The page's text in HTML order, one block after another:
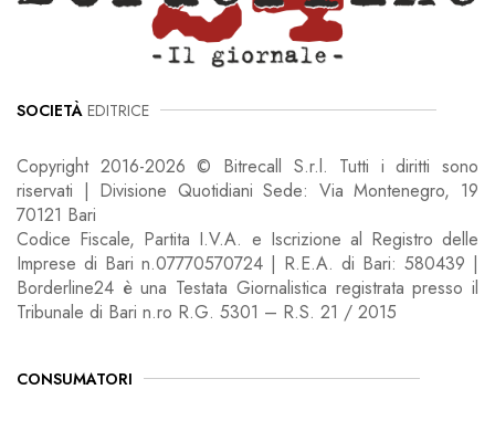
SOCIETÀ EDITRICE
Copyright 2016-2026 © Bitrecall S.r.l. Tutti i diritti sono
riservati | Divisione Quotidiani Sede: Via Montenegro, 19
70121 Bari
Codice Fiscale, Partita I.V.A. e Iscrizione al Registro delle
Imprese di Bari n.07770570724 | R.E.A. di Bari: 580439 |
Borderline24 è una Testata Giornalistica registrata presso il
Tribunale di Bari n.ro R.G. 5301 – R.S. 21 / 2015
CONSUMATORI